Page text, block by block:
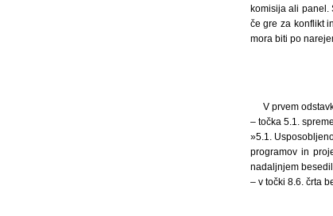
komisija ali panel.
če gre za konflikt
mora biti po
V prvem
– točka 5.1.
»5.1.
programov in
nadaljnjem
– v točki 8.6. črta